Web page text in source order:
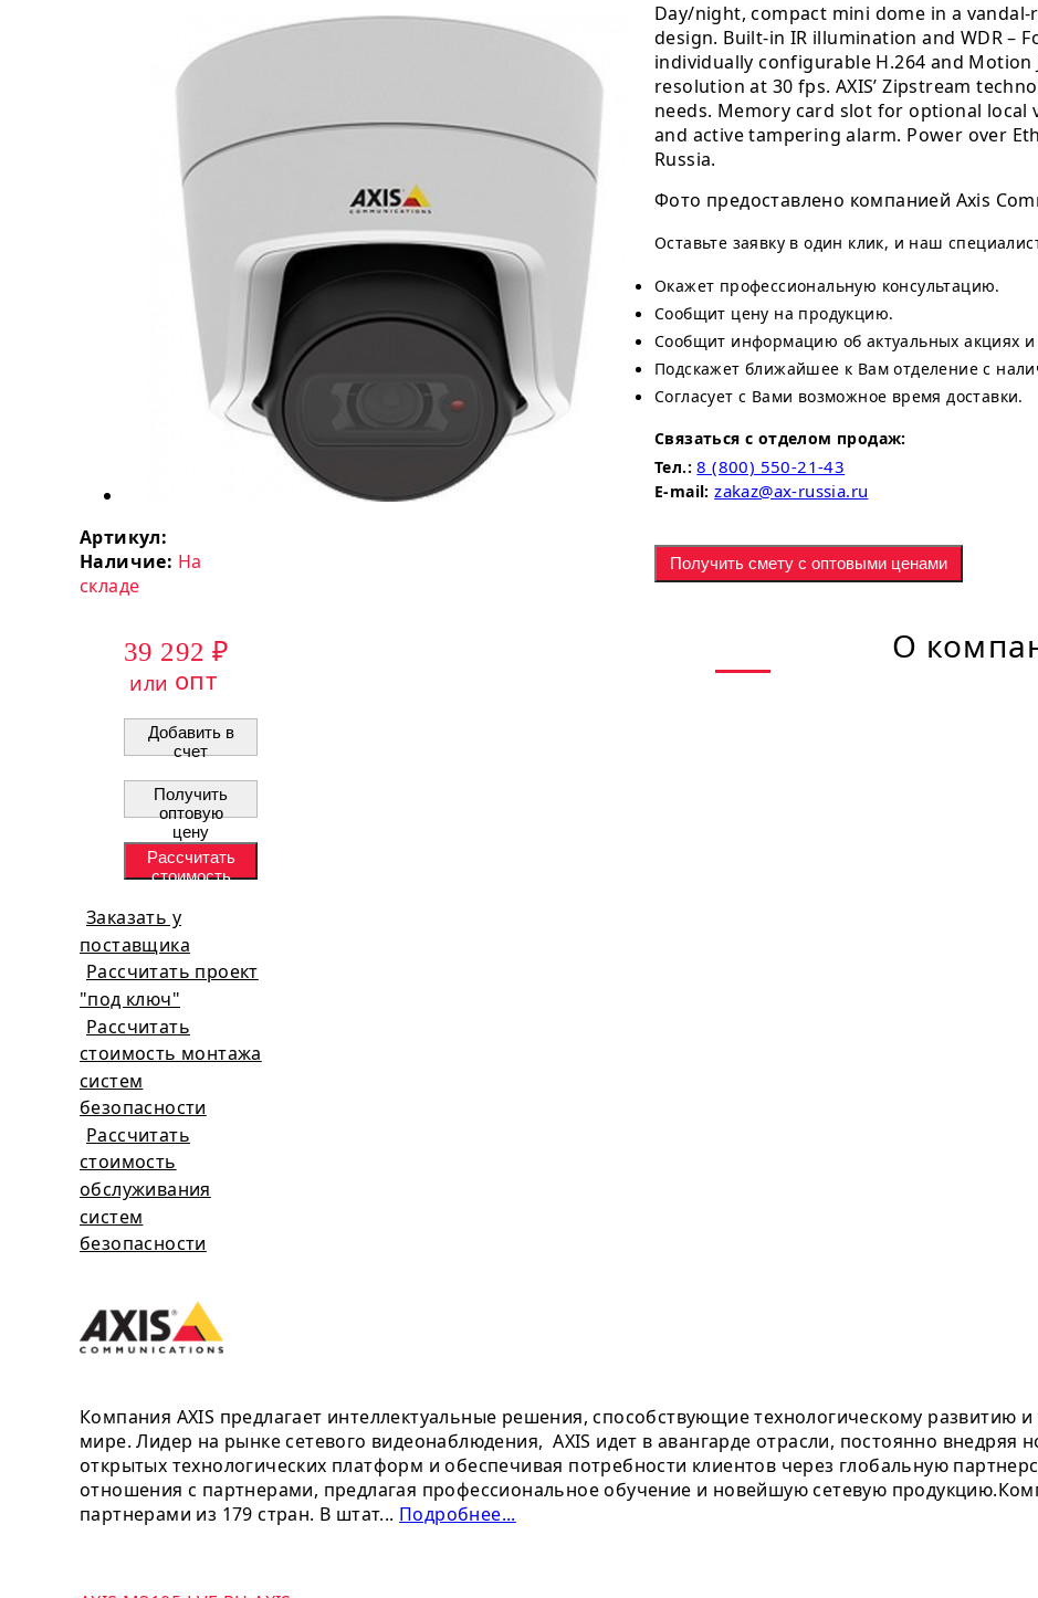
Артикул:
Наличие: На
складе
39 292 ₽
или опт
Добавить в
счет
Получить
оптовую
цену
Рассчитать
стоимость
Заказать у
поставщика
Рассчитать проект
"под ключ"
Рассчитать
стоимость монтажа
систем
безопасности
Рассчитать
стоимость
обслуживания
систем
безопасности
Day/night, compact mini dome in a
design. Built-in IR illumination and WDR –
individually configurable H.264 and Motion
resolution at 30 fps. AXIS’ Zipstream
needs. Memory card slot for optional
and active tampering alarm. Power over
Russia.
Фото предоставлено компанией Axis
Оставьте заявку в один клик, и наш
Окажет профессиональную консультацию.
Сообщит цену на продукцию.
Сообщит информацию об актуальных акциях и
Подскажет ближайшее к Вам отделение с
Согласует с Вами возможное время доставки.
Связаться с отделом продаж:
Тел.: 8 (800) 550-21-43
E-mail: zakaz@ax-russia.ru
Получить смету с оптовыми ценами
О
Компания AXIS предлагает интеллектуальные решения, способствующие технологическому развитию
мире. Лидер на рынке сетевого видеонаблюдения, AXIS идет в авангарде отрасли, постоянно внедряя
открытых технологических платформ и обеспечивая потребности клиентов через глобальную
отношения с партнерами, предлагая профессиональное обучение и новейшую сетевую
партнерами из 179 стран. В штат... Подробнее...